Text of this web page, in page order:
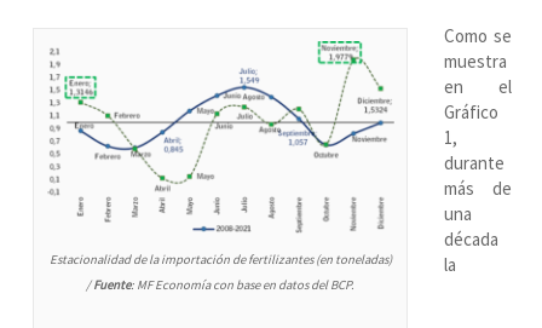
Estacionalidad de la importación de fertilizantes (en toneladas)
/Fuente: MF Economía con base en datos del BCP.
Como se
muestra
en el
Gráfico
1,
durante
más de
una
década
la